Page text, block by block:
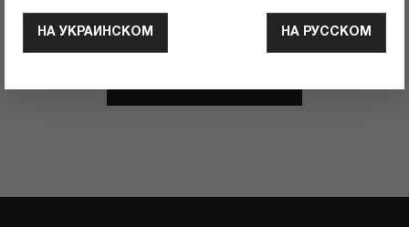
Оксана 2025-09-10 22:31
НА УКРАИНСКОМ НА РУССКОМ